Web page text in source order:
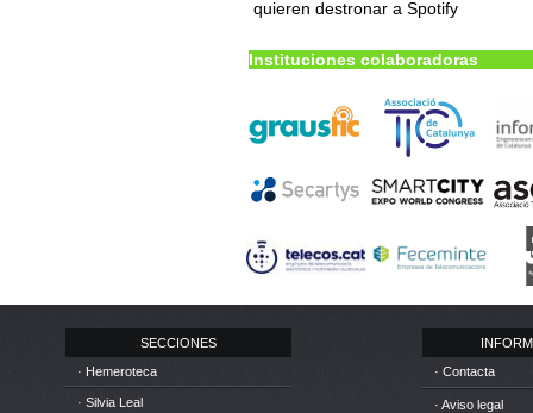
quieren destronar a Spotify
Instituciones colaboradoras
SECCIONES
· Hemeroteca
· Silvia Leal
· Contacta
· Aviso legal